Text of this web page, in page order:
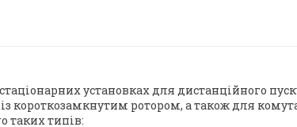
установках для дистанційного
короткозамкнутим ротором, а також для
таких типів: